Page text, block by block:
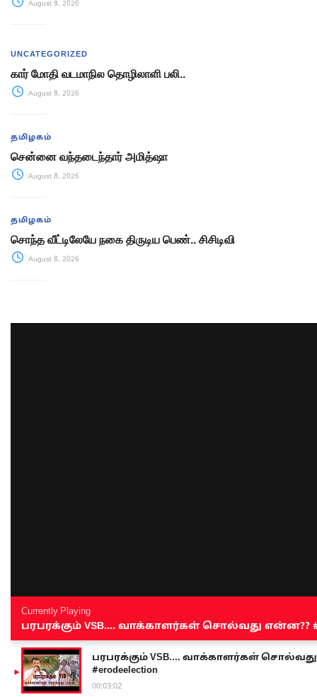
August 9, 2026
UNCATEGORIZED
கார் மோதி வடமாநில தொழிலாளி பலி..
August 8, 2026
தமிழகம்
சென்னை வந்தடைந்தார் அமித்ஷா
August 8, 2026
தமிழகம்
சொந்த வீட்டிலேயே நகை திருடிய பெண்.. சிசிடிவி
August 8, 2026
Currently Playing
பரபரக்கும் VSB.... வாக்காளர்கள் சொல்வது என்ன??
பரபரக்கும் VSB.... வாக்காளர்கள் சொல்வது
#erodeelection
00:03:02